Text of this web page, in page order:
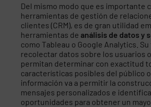
Del mismo modo que es importante
herramientas de gestión de
clientes (CRM), es de gran utilidad
herramientas deanálisis de datos y
como Tableau o Google Analytics.
recolectar datos sobre los usuarios
permitan determinar con exactitud
características posibles del público
información va a permitir la
mensajes personalizados e
oportunidades para obtener un